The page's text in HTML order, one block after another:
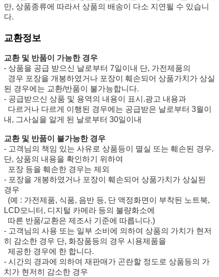
만, 상품종류에 따라서 상품의 배송이 다소 지연될 수 있습니
다.
교환정보
교환 및 반품이 가능한 경우
- 상품을 공급 받으신 날로부터 7일이내 단, 가전제품의
경우 포장을 개봉하였거나 포장이 훼손되어 상품가치가 상실
된 경우에는 교환/반품이 불가능합니다.
- 공급받으신 상품 및 용역의 내용이 표시.광고 내용과
다르거나 다르게 이행된 경우에는 공급받은 날로부터 3월이
내, 그사실을 알게 된 날로부터 30일이내
교환 및 반품이 불가능한 경우
- 고객님의 책임 있는 사유로 상품등이 멸실 또는 훼손된 경우.
단, 상품의 내용을 확인하기 위하여
포장 등을 훼손한 경우는 제외
- 포장을 개봉하였거나 포장이 훼손되어 상품가치가 상실된
경우
(예 : 가전제품, 식품, 음반 등, 단 액정화면이 부착된 노트북,
LCD모니터, 디지털 카메라 등의 불량화소에
따른 반품/교환은 제조사 기준에 따릅니다.)
- 고객님의 사용 또는 일부 소비에 의하여 상품의 가치가 현저
히 감소한 경우 단, 화장품등의 경우 시용제품을
제공한 경우에 한 합니다.
- 시간의 경과에 의하여 재판매가 곤란할 정도로 상품등의 가
치가 현저히 감소한 경우